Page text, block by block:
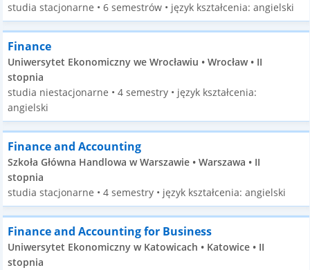
studia stacjonarne • 6 semestrów • język kształcenia: angielski
Finance
Uniwersytet Ekonomiczny we Wrocławiu • Wrocław • II
stopnia
studia niestacjonarne • 4 semestry • język kształcenia:
angielski
Finance and Accounting
Szkoła Główna Handlowa w Warszawie • Warszawa • II
stopnia
studia stacjonarne • 4 semestry • język kształcenia: angielski
Finance and Accounting for Business
Uniwersytet Ekonomiczny w Katowicach • Katowice • II
stopnia